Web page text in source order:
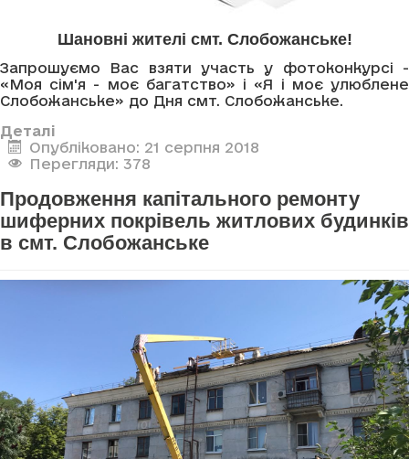
Шановні жителі смт. Слобожанське!
Запрошуємо Вас взяти участь у фотоконкурсі -
«Моя сім'я - моє багатство» і «Я і моє улюблене
Слобожанське» до Дня смт. Слобожанське.
Деталі
Опубліковано: 21 серпня 2018
Перегляди: 378
Продовження капітального ремонту
шиферних покрівель житлових будинків
в смт. Слобожанське